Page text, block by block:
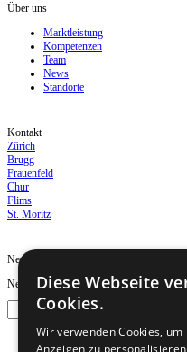
Über uns
Marktleistung
Kompetenzen
Team
News
Standorte
Kontakt
Zürich
Brugg
Frauenfeld
Chur
Flims
St. Moritz
Newsletter
Newsletter abonnieren für Neuigkeiten
Diese Webseite
Cookies.
Wir verwenden Cookies,
Anzeigen zu